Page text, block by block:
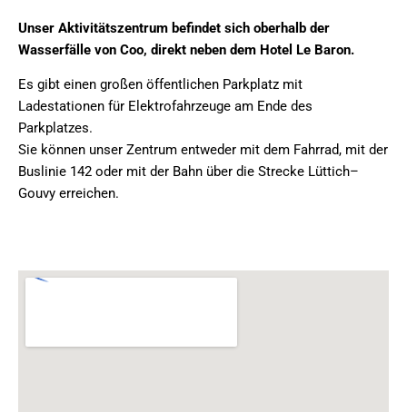
Unser Aktivitätszentrum befindet sich oberhalb der
Wasserfälle von Coo, direkt neben dem Hotel Le Baron.
Es gibt einen großen öffentlichen Parkplatz mit
Ladestationen für Elektrofahrzeuge am Ende des
Parkplatzes.
Sie können unser Zentrum entweder mit dem Fahrrad, mit der
Buslinie 142 oder mit der Bahn über die Strecke Lüttich–
Gouvy erreichen.